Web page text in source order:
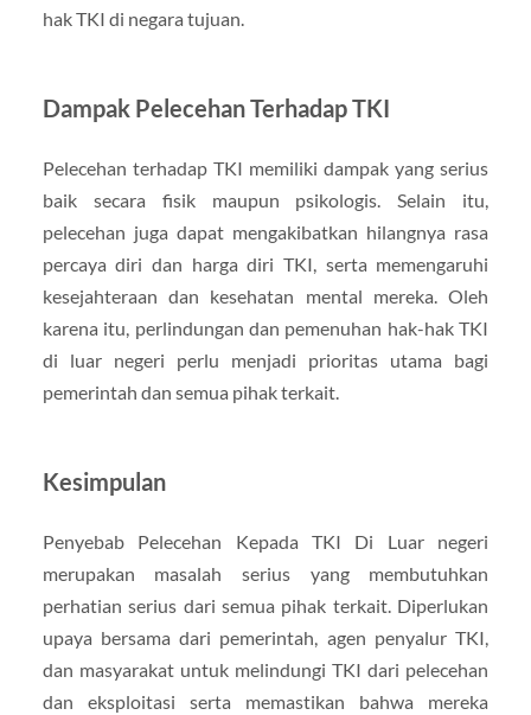
hak TKI di negara tujuan.
Dampak Pelecehan Terhadap TKI
Pelecehan terhadap TKI memiliki dampak yang serius
baik secara fisik maupun psikologis. Selain itu,
pelecehan juga dapat mengakibatkan hilangnya rasa
percaya diri dan harga diri TKI, serta memengaruhi
kesejahteraan dan kesehatan mental mereka. Oleh
karena itu, perlindungan dan pemenuhan hak-hak TKI
di luar negeri perlu menjadi prioritas utama bagi
pemerintah dan semua pihak terkait.
Kesimpulan
Penyebab Pelecehan Kepada TKI Di Luar negeri
merupakan masalah serius yang membutuhkan
perhatian serius dari semua pihak terkait. Diperlukan
upaya bersama dari pemerintah, agen penyalur TKI,
dan masyarakat untuk melindungi TKI dari pelecehan
dan eksploitasi serta memastikan bahwa mereka